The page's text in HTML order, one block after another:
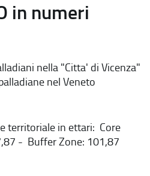
in numeri
nella "Citta' di Vicenza"
nel Veneto
territoriale in ettari: Core
- Buffer Zone: 101,87